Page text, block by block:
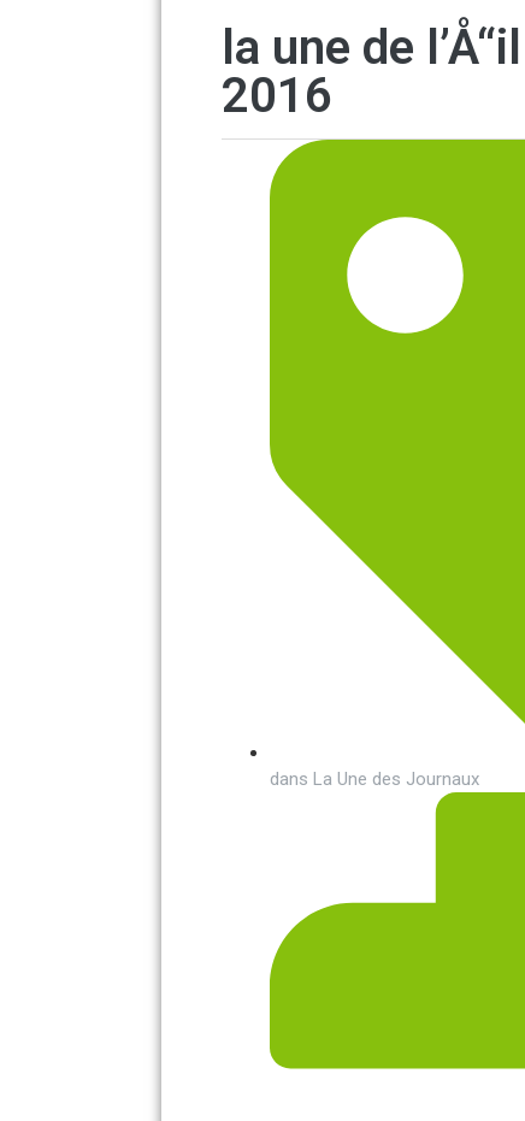
la une de
2016
dans La Une des Journaux